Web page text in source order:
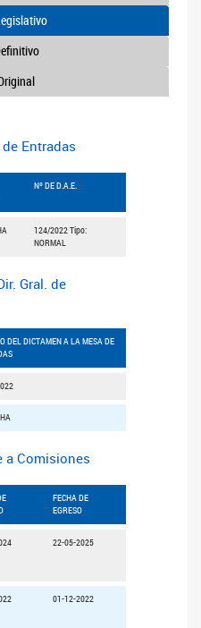
Entradas
Nº DE D.A.E.
124/2022 Tipo:
NORMAL
Gral. de
DEL DICTAMEN A LA MESA DE
a Comisiones
FECHA DE
EGRESO
22-05-2025
01-12-2022